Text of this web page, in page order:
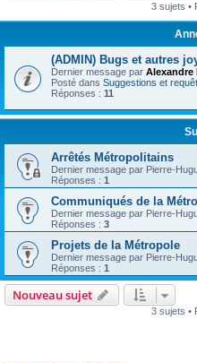
3 sujets •
(ADMIN) Bugs et autres
Dernier message par Alexandre
Posté dans Suggestions et
Réponses : 11
Arrêtés Métropolitains
Dernier message par Pierre-
Réponses : 1
Communiqués de la
Dernier message par Pierre-
Réponses : 3
Projets de la Métropole
Dernier message par Pierre-
Réponses : 1
Nouveau sujet
3 sujets •